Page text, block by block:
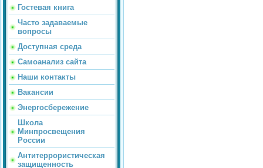
Гостевая книга
Часто задаваемые
вопросы
Доступная среда
Самоанализ сайта
Наши контакты
Вакансии
Энергосбережение
Школа
Минпросвещения
России
Антитеррористическая
защищенность